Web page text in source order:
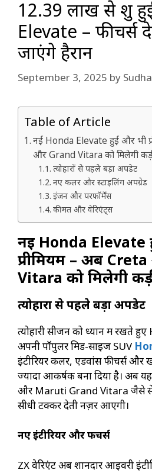
₹12.39 लाख से शुरू
Elevate –
जाएंगे हैरान
September 3, 2025 by
Table of Article
नई Honda Elevate हुई और भी
और Grand Vitara को मिलेगी
त्योहारों से पहले बड़ा अपडेट
नए कलर और स्टाइलिंग अपग्रेड
इंजन और परफॉर्मेंस
कीमत और वेरिएंट्स
नई Honda Elevate
प्रीमियम – अब
Vitara को मिलेगी
त्योहारों से पहले बड़ा अपडेट
त्योहारी सीजन को ध्यान में रखते
अपनी पॉपुलर मिड-साइज SUV
इंटीरियर कलर, एडवांस फीचर्स
ज्यादा आकर्षक बना दिया है। अब
और Maruti Grand Vitara जैसे
सीधी टक्कर देती नज़र आएगी।
नए इंटीरियर और फीचर्स
ZX वेरिएंट अब शानदार आइवरी